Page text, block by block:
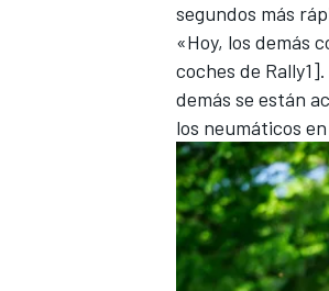
WRC
segundos más
«Hoy, los demás
coches de
demás se están
los neumáticos